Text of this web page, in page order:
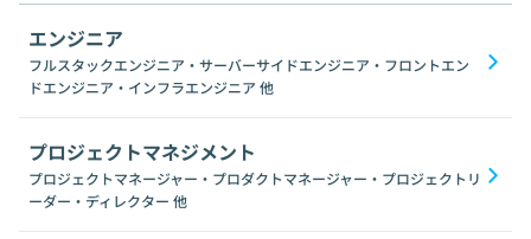
エンジニア
フルスタックエンジニア・サーバーサイドエンジニア・フロントエン
ドエンジニア・インフラエンジニア 他
プロジェクトマネジメント
プロジェクトマネージャー・プロダクトマネージャー・プロジェクトリ
ーダー・ディレクター 他